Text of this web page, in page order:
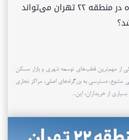
🏡 چرا خرید آپارتمان آماده در منطقه ۲۲ تهران می‌تواند
به یکی از مهم‌ترین قطب‌های توسعه شهری و بازار مسکن
دسترسی به بزرگراه‌های اصلی، مراکز تجاری
از خریداران، این...